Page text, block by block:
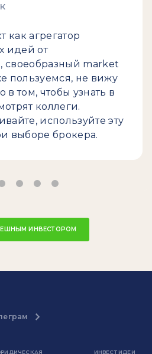
как агрегатор
идей от
своеобразный market
пользуемся, не вижу
в том, чтобы узнать в
коллеги.
используйте эту
выборе брокера.
ИНВЕСТОРОМ
ИНВЕСТ ИДЕИ